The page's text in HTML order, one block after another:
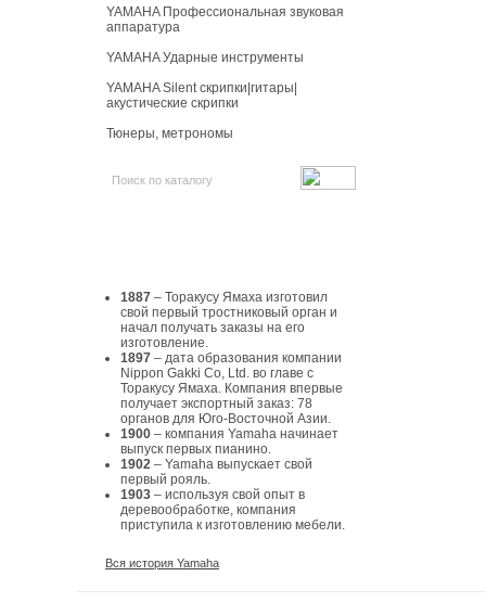
YAMAHA Профессиональная звуковая
аппаратура
YAMAHA Ударные инструменты
YAMAHA Silent скрипки|гитары|
акустические скрипки
Тюнеры, метрономы
1887 – Торакусу Ямаха изготовил
свой первый тростниковый орган и
начал получать заказы на его
изготовление.
1897 – дата образования компании
Nippon Gakki Co, Ltd. во главе с
Торакусу Ямаха. Компания впервые
получает экспортный заказ: 78
органов для Юго-Восточной Азии.
1900 – компания Yamaha начинает
выпуск первых пианино.
1902 – Yamaha выпускает свой
первый рояль.
1903 – используя свой опыт в
деревообработке, компания
приступила к изготовлению мебели.
Вся история Yamaha